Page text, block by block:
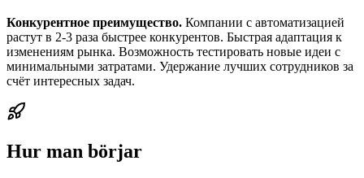
Конкурентное преимущество. Компании с автоматизацией
растут в 2-3 раза быстрее конкурентов. Быстрая адаптация к
изменениям рынка. Возможность тестировать новые идеи с
минимальными затратами. Удержание лучших сотрудников за
счёт интересных задач.
Hur man börjar